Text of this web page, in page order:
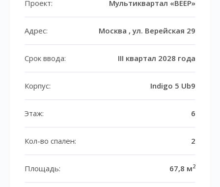
Проект: Мультиквартал «ВЕЕР»
Адрес: Москва , ул. Верейская 29
Срок ввода: III квартал 2028 года
Корпус: Indigo 5 Ub9
Этаж: 6
Кол-во спален: 2
Площадь: 67,8 м2